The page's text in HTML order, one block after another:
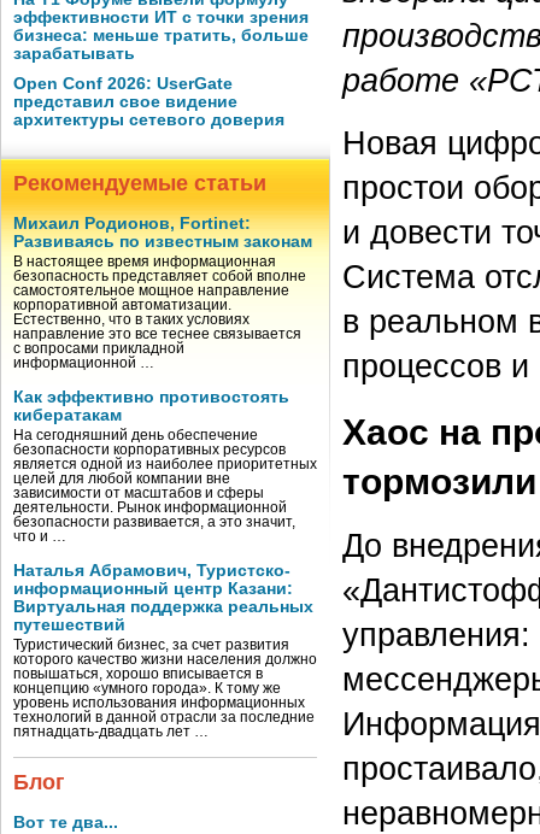
эффективности ИТ с точки зрения
бизнеса: меньше тратить, больше
зарабатывать
Open Conf 2026: UserGate
представил свое видение
архитектуры сетевого доверия
Рекомендуемые статьи
Михаил Родионов, Fortinet:
Развиваясь по известным законам
В настоящее время информационная
безопасность представляет собой вполне
самостоятельное мощное направление
корпоративной автоматизации.
Естественно, что в таких условиях
направление это все теснее связывается
с вопросами прикладной
информационной …
Как эффективно противостоять
кибератакам
На сегодняшний день обеспечение
безопасности корпоративных ресурсов
является одной из наиболее приоритетных
целей для любой компании вне
зависимости от масштабов и сферы
деятельности. Рынок информационной
безопасности развивается, а это значит,
что и …
Наталья Абрамович, Туристско-
информационный центр Казани:
Виртуальная поддержка реальных
путешествий
Туристический бизнес, за счет развития
которого качество жизни населения должно
повышаться, хорошо вписывается в
концепцию «умного города». К тому же
уровень использования информационных
технологий в данной отрасли за последние
пятнадцать-двадцать лет …
Блог
Вот те два...
работе
Новая
простои
и довести
Система
в реальном
процессов и
Хаос на
До
управления:
Информация